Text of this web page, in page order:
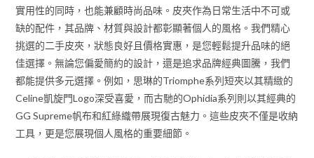
實用性的同時，也能兼顧時尚品味。皮夾作為日常生活中不可或
缺的配件，其品牌、材質與設計都彰顯著個人的風格。我們精心
挑選的二手皮夾，狀態良好且價格實惠，是您輕鬆提升品味的絕
佳選擇。無論您偏愛簡約的設計，還是追求品牌經典圖騰，我們
都能提供多元選擇。例如，思琳的Triomphe系列短夾以其精緻的
Celine凱旋門Logo深受喜愛，而古馳的Ophidia系列則以其經典的
GG Supreme帆布和紅綠織帶展現復古魅力。這些皮夾不僅是收納
工具，更是您展現個人風格的重要細節。